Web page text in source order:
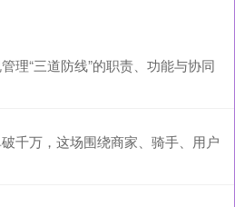
理“三道防线”的职责、功能与协同
千万，这场围绕商家、骑手、用户